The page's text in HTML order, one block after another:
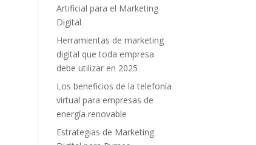
Artificial para el Marketing
Digital
Herramientas de marketing
digital que toda empresa
debe utilizar en 2025
Los beneficios de la telefonía
virtual para empresas de
energía renovable
Estrategias de Marketing